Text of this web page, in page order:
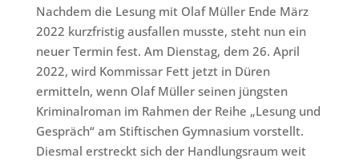
Nachdem die Lesung mit Olaf Müller Ende März
2022 kurzfristig ausfallen musste, steht nun ein
neuer Termin fest. Am Dienstag, dem 26. April
2022, wird Kommissar Fett jetzt in Düren
ermitteln, wenn Olaf Müller seinen jüngsten
Kriminalroman im Rahmen der Reihe „Lesung und
Gespräch“ am Stiftischen Gymnasium vorstellt.
Diesmal erstreckt sich der Handlungsraum weit